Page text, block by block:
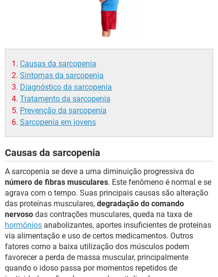
Causas da sarcopenia
Sintomas da sarcopenia
Diagnóstico da sarcopenia
Tratamento da sarcopenia
Prevenção da sarcopenia
Sarcopenia em jovens
Causas da sarcopenia
A sarcopenia se deve a uma diminuição progressiva do
número de fibras musculares. Este fenômeno é normal e se
agrava com o tempo. Suas principais causas são alteração
das proteínas musculares, degradação do comando
nervoso das contrações musculares, queda na taxa de
hormônios anabolizantes, aportes insuficientes de proteínas
via alimentação e uso de certos medicamentos. Outros
fatores como a baixa utilização dos músculos podem
favorecer a perda de massa muscular, principalmente
quando o idoso passa por momentos repetidos de